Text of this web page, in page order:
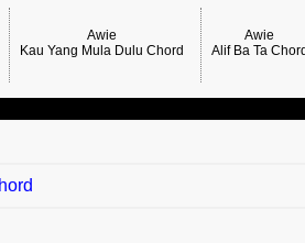
Awie
Kau Yang Mula Dulu Chord
Awie
Alif Ba Ta Chord